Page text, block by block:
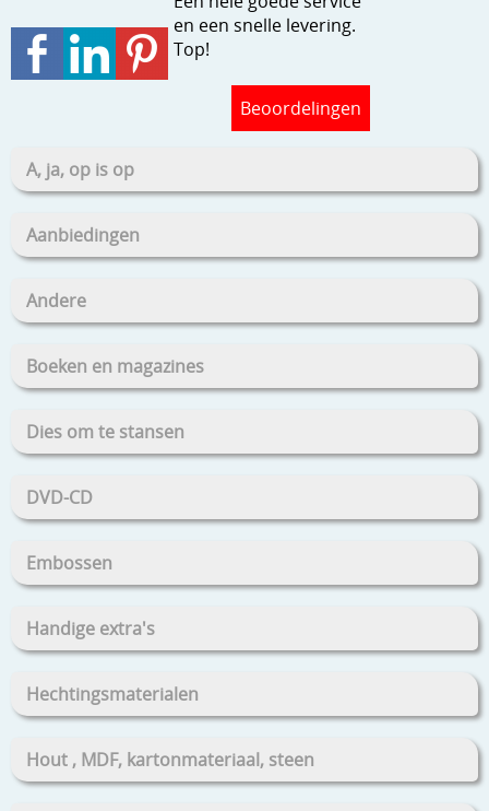
en een snelle levering.
Top!
Beoordelingen
A, ja, op is op
Aanbiedingen
Andere
Boeken en magazines
Dies om te stansen
DVD-CD
Embossen
Handige extra's
Hechtingsmaterialen
Hout , MDF, kartonmateriaal, steen